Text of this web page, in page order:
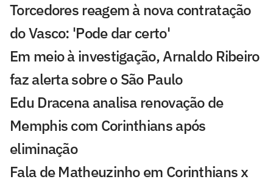
Torcedores reagem à nova contratação
do Vasco: 'Pode dar certo'
Em meio à investigação, Arnaldo Ribeiro
faz alerta sobre o São Paulo
Edu Dracena analisa renovação de
Memphis com Corinthians após
eliminação
Fala de Matheuzinho em Corinthians x